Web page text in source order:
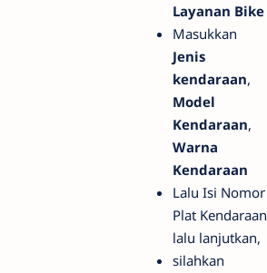
Layanan Bike
Masukkan
Jenis
kendaraan,
Model
Kendaraan,
Warna
Kendaraan
Lalu Isi Nomor
Plat Kendaraan
lalu lanjutkan,
silahkan